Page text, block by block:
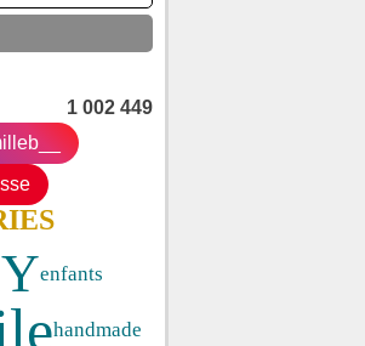
1 002 449
enfants
handmade